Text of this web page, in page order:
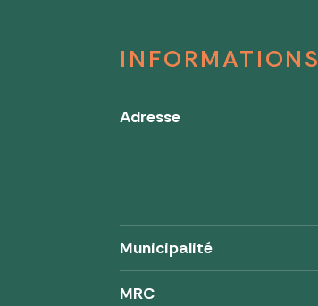
INFORMATIONS
Adresse
Municipalité
MRC